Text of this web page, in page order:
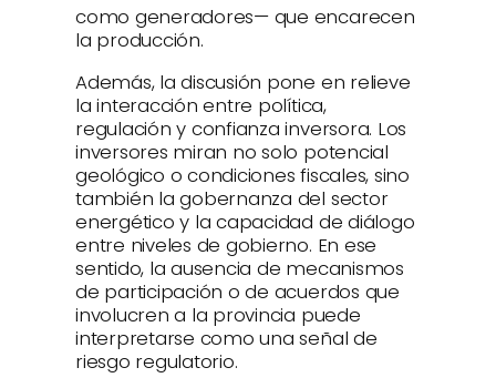
como generadores— que encarecen
la producción.
Además, la discusión pone en relieve
la interacción entre política,
regulación y confianza inversora. Los
inversores miran no solo potencial
geológico o condiciones fiscales, sino
también la gobernanza del sector
energético y la capacidad de diálogo
entre niveles de gobierno. En ese
sentido, la ausencia de mecanismos
de participación o de acuerdos que
involucren a la provincia puede
interpretarse como una señal de
riesgo regulatorio.